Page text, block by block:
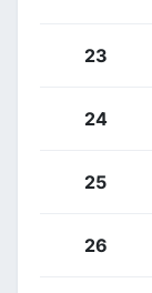
23
24
25
26